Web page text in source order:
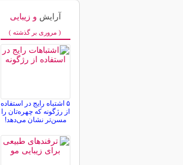
آرایش و زیبایی
( مروری بر گذشته )
۵ اشتباه رایج در استفاده
از رژگونه که چهره‌تان را
مسن‌تر نشان می‌دهد!